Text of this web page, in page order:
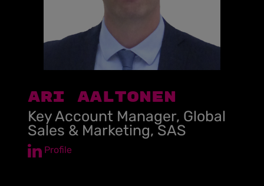
ARI AALTONEN
Key Account Manager, Global
Sales & Marketing, SAS
Profile